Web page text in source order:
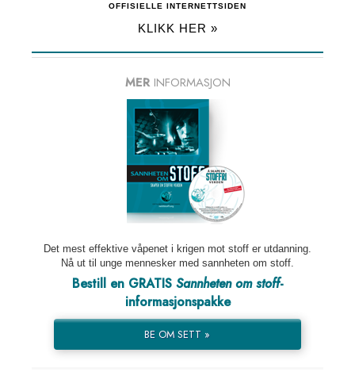
OFFISIELLE INTERNETTSIDEN
KLIKK HER »
MER INFORMASJON
Det mest effektive våpenet i krigen mot stoff er utdanning.
Nå ut til unge mennesker med sannheten om stoff.
Bestill en GRATIS Sannheten om stoff-
informasjonspakke
BE OM SETT »